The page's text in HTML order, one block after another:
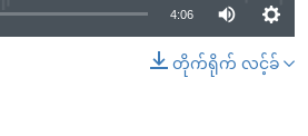
4:06
တိုက်ရိုက် လင့်ခ်